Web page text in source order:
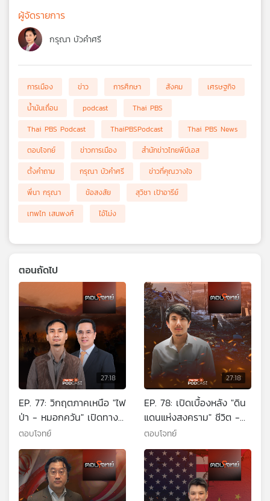
ผู้จัดรายการ
กรุณา บัวคำศรี
การเมือง ข่าว การศึกษา สังคม
เศรษฐกิจ
น้ำมันเถื่อน
podcast
Thai PBS
Thai PBS Podcast
ThaiPBSPodcast
Thai PBS News
ตอบโจทย์
ข่าวการเมือง
สำนักข่าวไทยพีบีเอส
ตั้งคำถาม
กรุณา บัวคำศรี
ข่าวที่คุณวางใจ
พี่นา กรุณา
ข้อสงสัย
สุวิชา เป้าอารีย์
เทพไท เสนพงศ์
ไอ้โม่ง
ตอนถัดไป
27:18
EP. 77: วิกฤตภาคเหนือ "ไฟ
ป่า - หมอกควัน" เปิดทาง
แก้ "มหันตภัยฝุ่นพิษ"
ตอบโจทย์
27:18
EP. 78: เปิดเบื้องหลัง "ดิน
แดนแห่งสงคราม" ชีวิต -
ความหวัง - มิตรภาพ ?
ตอบโจทย์